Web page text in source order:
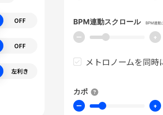
OFF
OFF
左利き
BPM連動スクロール BPM連動
ー +
メトロノームを同時
カポ
ー +